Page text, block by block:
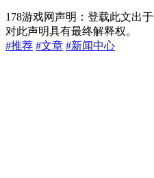
178游戏网声明：登载此文出
对此声明具有最终解释权。
#推荐 #文章 #新闻中心